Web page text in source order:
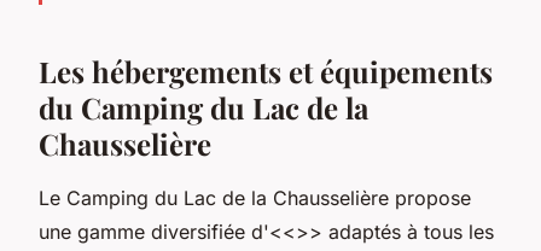
Les hébergements et équipements
du Camping du Lac de la
Chausselière
Le Camping du Lac de la Chausselière propose
une gamme diversifiée d'<<>> adaptés à tous les